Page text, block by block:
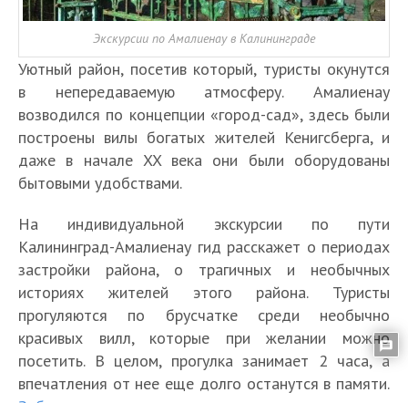
Экскурсии по Амалиенау в Калининграде
Уютный район, посетив который, туристы окунутся
в непередаваемую атмосферу. Амалиенау
возводился по концепции «город-сад», здесь были
построены вилы богатых жителей Кенигсберга, и
даже в начале XX века они были оборудованы
бытовыми удобствами.
На индивидуальной экскурсии по пути
Калининград-Амалиенау гид расскажет о периодах
застройки района, о трагичных и необычных
историях жителей этого района. Туристы
прогуляются по брусчатке среди необычно
красивых вилл, которые при желании можно
посетить. В целом, прогулка занимает 2 часа, а
впечатления от нее еще долго останутся в памяти.